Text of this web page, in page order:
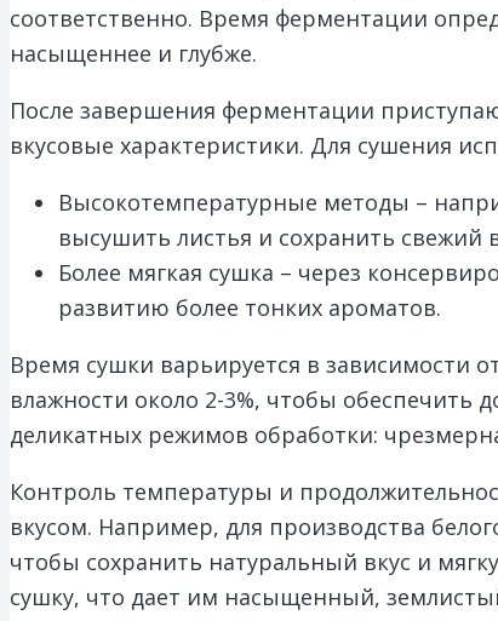
соответственно. Время ферментации
насыщеннее и глубже.
После завершения ферментации
вкусовые характеристики. Для сушения
Высокотемпературные методы –
высушить листья и сохранить свежий
Более мягкая сушка – через
развитию более тонких ароматов.
Время сушки варьируется в зависимости
влажности около 2-3%, чтобы обеспечить
деликатных режимов обработки:
Контроль температуры и
вкусом. Например, для производства
чтобы сохранить натуральный вкус и
сушку, что дает им насыщенный,